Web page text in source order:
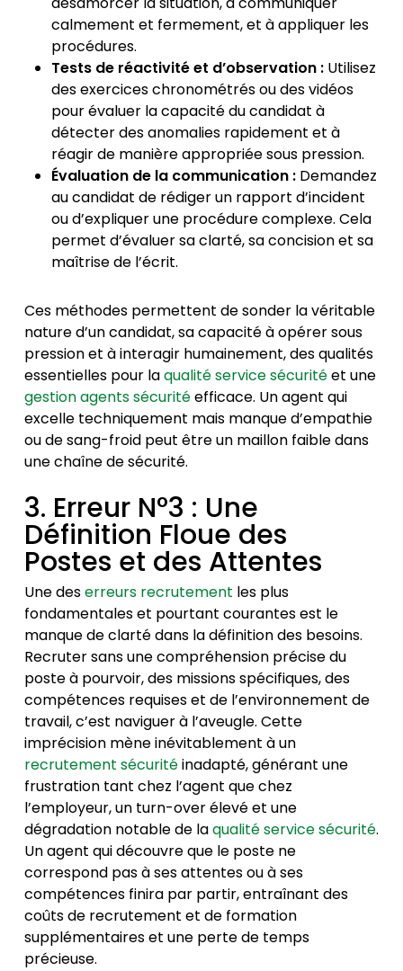
calmement et fermement, et à appliquer les
procédures.
Tests de réactivité et d’observation :Utilisez
des exercices chronométrés ou des vidéos
pour évaluer la capacité du candidat à
détecter des anomalies rapidement et à
réagir de manière appropriée sous pression.
Évaluation de la communication :Demandez
au candidat de rédiger un rapport d’incident
ou d’expliquer une procédure complexe. Cela
permet d’évaluer sa clarté, sa concision et sa
maîtrise de l’écrit.
Ces méthodes permettent de sonder la véritable
nature d’un candidat, sa capacité à opérer sous
pression et à interagir humainement, des qualités
essentielles pour laqualité service sécuritéet une
gestion agents sécuritéefficace. Un agent qui
excelle techniquement mais manque d’empathie
ou de sang-froid peut être un maillon faible dans
une chaîne de sécurité.
3. Erreur N°3 : Une
Définition Floue des
Postes et des Attentes
Une deserreurs recrutement les plus
fondamentales et pourtant courantes est le
manque de clarté dans la définition des besoins.
Recruter sans une compréhension précise du
poste à pourvoir, des missions spécifiques, des
compétences requises et de l’environnement de
travail, c’est naviguer à l’aveugle. Cette
imprécision mène inévitablement à un
recrutement sécuritéinadapté, générant une
frustration tant chez l’agent que chez
l’employeur, un turn-over élevé et une
dégradation notable de laqualité service sécurité.
Un agent qui découvre que le poste ne
correspond pas à ses attentes ou à ses
compétences finira par partir, entraînant des
coûts de recrutement et de formation
supplémentaires et une perte de temps
précieuse.